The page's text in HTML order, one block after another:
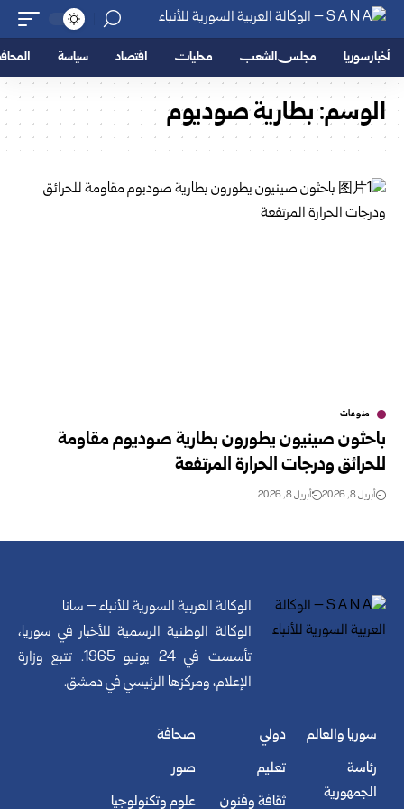
أخبار سوريا مجلس الشعب محليات اقتصاد سياسة
الوسم:بطارية صوديوم
منوعات
باحثون صينيون يطورون بطارية صوديوم مقاومة
للحرائق ودرجات الحرارة المرتفعة
أبريل 8, 2026 أبريل 8, 2026
الوكالة العربية السورية للأنباء – سانا
الوكالة الوطنية الرسمية للأخبار في سوريا،
تأسست في 24 يونيو 1965. تتبع وزارة
الإعلام، ومركزها الرئيسي في دمشق.
سوريا والعالم
رئاسة
الجمهورية
دولي
تعليم
ثقافة وفنون
صحافة
صور
علوم وتكنولوجيا